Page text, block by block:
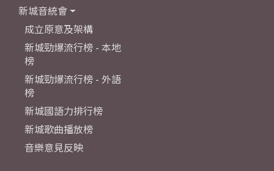
新城音統會
成立原意及架構
新城勁爆流行榜 - 本地
榜
新城勁爆流行榜 - 外語
榜
新城國語力排行榜
新城歌曲播放榜
音樂意見反映